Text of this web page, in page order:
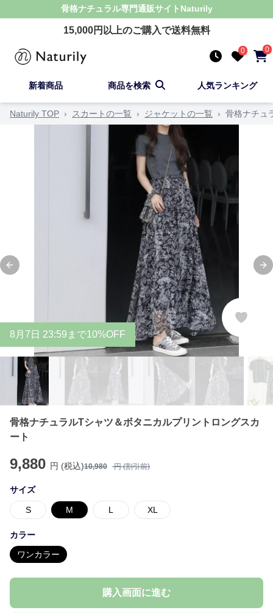
骨格ナチュラル専門通販サイト Naturily
15,000円以上のご購入で送料無料
0 0
新着商品 商品を検索 人気ランキング
Naturily TOP › スカートの一覧 › ジャケットの一覧 › 骨格ナチュ
Previous slide
8 月 7 日 23:59まで10%OFF
骨格ナチュラルTシャツ＆ボタニカルプリントロングスカ
ート
9,880 円 (税込)10,980 円 (割引前)
サイズ
S M L XL
カラー
ワンカラー
購入画面に進む